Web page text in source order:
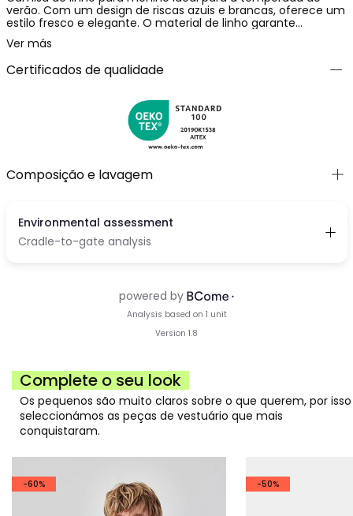
verão. Com um design de riscas azuis e brancas, oferece um
estilo fresco e elegante. O material de linho garante
respirabilidade e conforto. Disponível em tamanhos de 12
meses a 10 anos. A camisa possui uma gola clássica e
mangas curtas, perfeito para um look de verão. Pode ser
combinada com calções para um estilo casual ou com
Ver más
Certificados de qualidade
Composição e lavagem
Complete o seu look
Os pequenos são muito claros sobre o que querem, por isso
seleccionámos as peças de vestuário que mais
conquistaram.
-60% -50%